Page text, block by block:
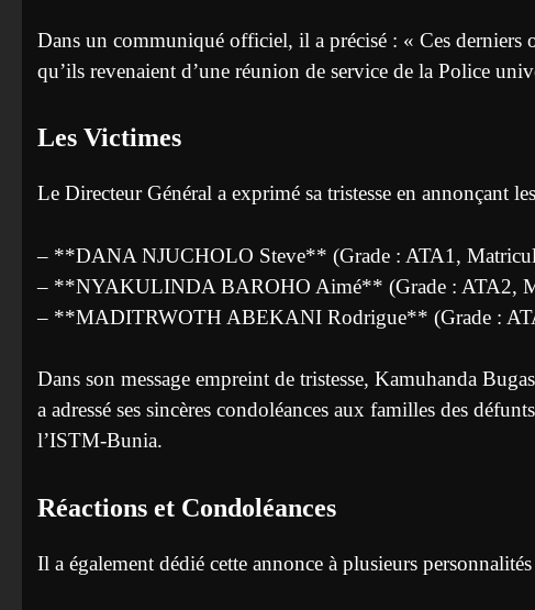
Dans un communiqué officiel, il a précisé : « Ces derniers
qu’ils revenaient d’une réunion de service de la Police
Les Victimes
Le Directeur Général a exprimé sa tristesse en annonçant
– **DANA NJUCHOLO Steve** (Grade : ATA1,
– **NYAKULINDA BAROHO Aimé** (Grade : ATA2,
– **MADITRWOTH ABEKANI Rodrigue** (Grade :
Dans son message empreint de tristesse, Kamuhanda
a adressé ses sincères condoléances aux familles des
l’ISTM-Bunia.
Réactions et Condoléances
Il a également dédié cette annonce à plusieurs